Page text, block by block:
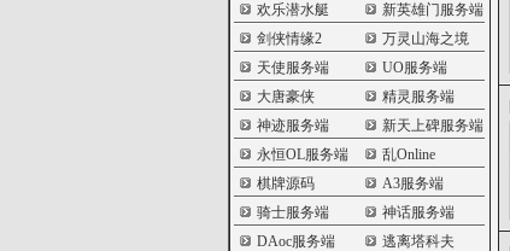
欢乐潜水艇
新英雄门服务端
剑侠情缘2
万灵山海之境
天使服务端
UO服务端
大唐豪侠
精灵服务端
神迹服务端
新天上碑服务端
永恒OL服务端
乱Online
棋牌源码
A3服务端
骑士服务端
神话服务端
DAoc服务端
逃离塔科夫